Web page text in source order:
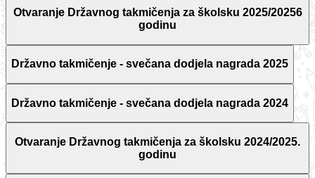
Otvaranje Državnog takmičenja za školsku 2025/20256
godinu
Državno takmičenje - svečana dodjela nagrada 2025
Državno takmičenje - svečana dodjela nagrada 2024
Otvaranje Državnog takmičenja za školsku 2024/2025.
godinu